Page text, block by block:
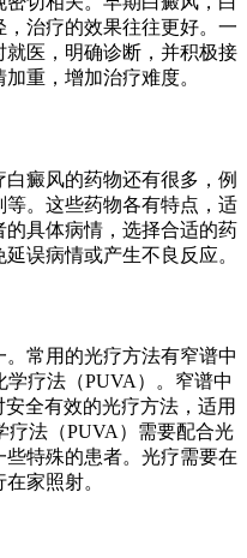
治疗的效果往往更好。一
就医，明确诊断，并积极接
重，增加治疗难度。
癜风的药物还有很多，例
。这些药物各有特点，适
具体病情，选择合适的药
误病情或产生不良反应。
常用的光疗方法有窄谱中
疗法（PUVA）。窄谱中
全有效的光疗方法，适用
疗法（PUVA）需要配合光
特殊的患者。光疗需要在
家照射。